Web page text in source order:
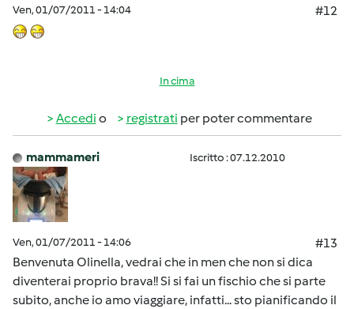
Ven, 01/07/2011 - 14:04 #12
In cima
Accedi o registrati per poter commentare
mammameri Iscritto : 07.12.2010
Ven, 01/07/2011 - 14:06
#13
Benvenuta Olinella, vedrai che in men che non si dica
diventerai proprio brava!! Si si fai un fischio che si parte
subito, anche io amo viaggiare, infatti... sto pianificando il